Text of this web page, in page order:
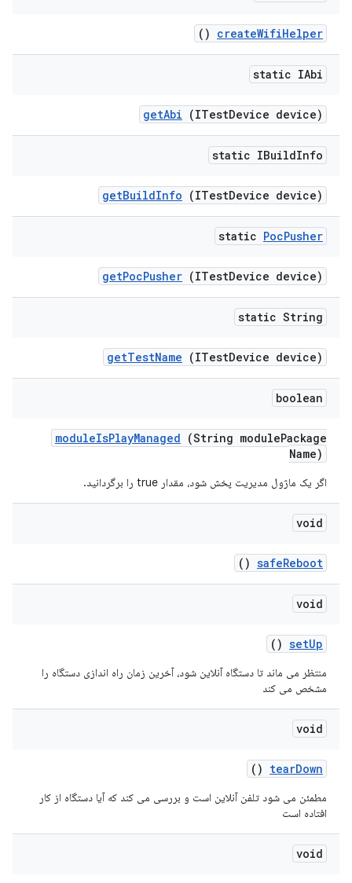
createWifiHelper
()
static IAbi
getAbi (ITestDevice device)
static IBuildInfo
getBuildInfo (ITestDevice device)
static PocPusher
getPocPusher (ITestDevice device)
static String
getTestName (ITestDevice device)
boolean
moduleIsPlayManaged (String modulePackage
Name)
اگر یک ماژول مدیریت پخش شود، مقدار true را برگردانید.
void
safeReboot
()
void
setUp
()
منتظر می ماند تا دستگاه آنلاین شود، آخرین زمان راه اندازی دستگاه را
مشخص می کند
void
tearDown
()
مطمئن می شود تلفن آنلاین است و بررسی می کند که آیا دستگاه از کار
افتاده است
void